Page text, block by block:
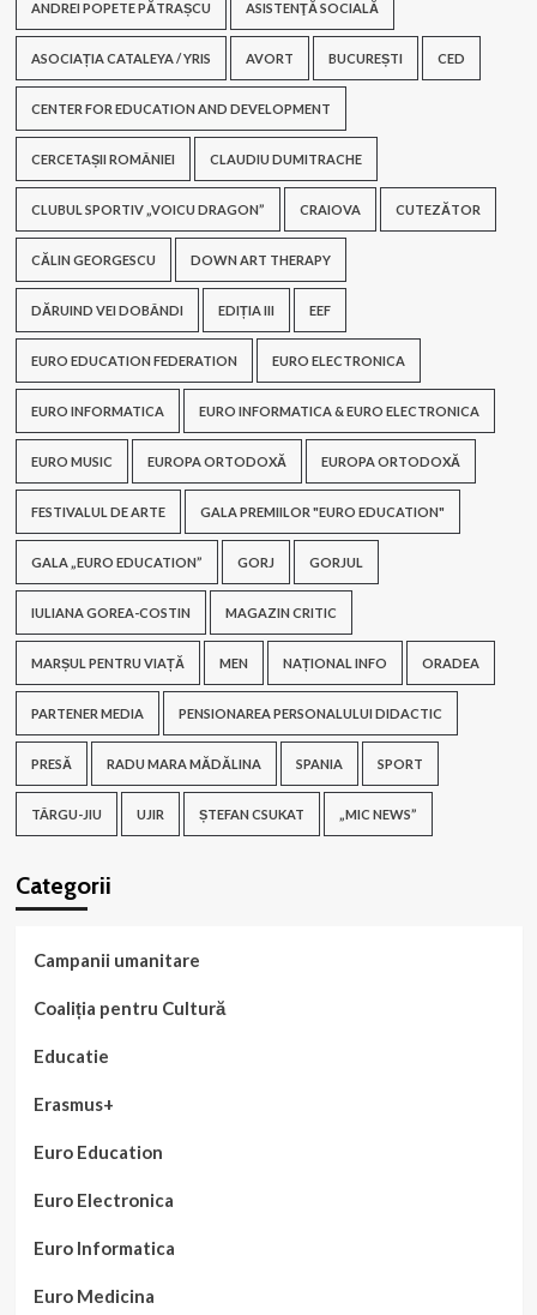
ANDREI POPETE PĂTRAȘCU ASISTENŢĂ SOCIALĂ
ASOCIAȚIA CATALEYA / YRIS AVORT BUCUREȘTI CED
CENTER FOR EDUCATION AND DEVELOPMENT
CERCETAȘII ROMÂNIEI CLAUDIU DUMITRACHE
CLUBUL SPORTIV „VOICU DRAGON” CRAIOVA CUTEZĂTOR
CĂLIN GEORGESCU DOWN ART THERAPY
DĂRUIND VEI DOBÂNDI EDIȚIA III EEF
EURO EDUCATION FEDERATION EURO ELECTRONICA
EURO INFORMATICA EURO INFORMATICA & EURO ELECTRONICA
EURO MUSIC EUROPA ORTODOXĂ EUROPA ORTODOXĂ
FESTIVALUL DE ARTE GALA PREMIILOR "EURO EDUCATION"
GALA „EURO EDUCATION” GORJ GORJUL
IULIANA GOREA-COSTIN MAGAZIN CRITIC
MARȘUL PENTRU VIAȚĂ MEN NAȚIONAL INFO ORADEA
PARTENER MEDIA PENSIONAREA PERSONALULUI DIDACTIC
PRESĂ RADU MARA MĂDĂLINA SPANIA SPORT
TÂRGU-JIU UJIR ȘTEFAN CSUKAT „MIC NEWS”
Categorii
Campanii umanitare
Coaliția pentru Cultură
Educatie
Erasmus+
Euro Education
Euro Electronica
Euro Informatica
Euro Medicina